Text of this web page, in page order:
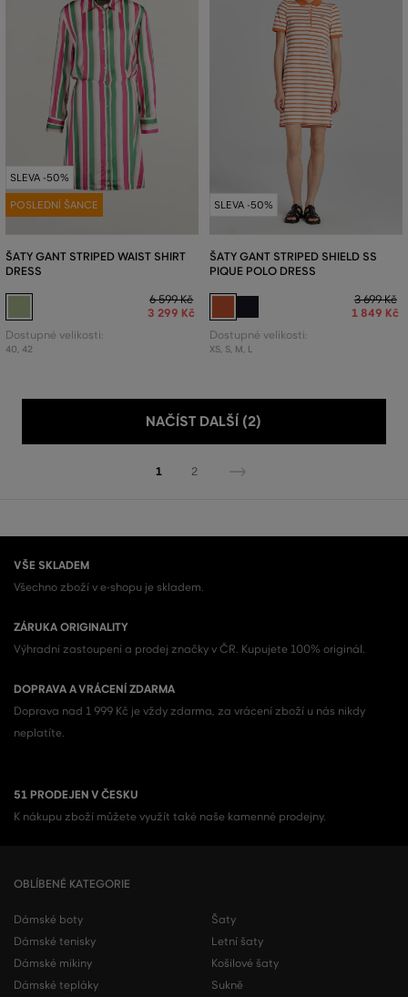
SLEVA -50%
POSLEDNÍ ŠANCE
ŠATY GANT STRIPED WAIST SHIRT
DRESS
6 599 Kč
3 299 Kč
Dostupné velikosti:
40, 42
SLEVA -50%
ŠATY GANT STRIPED SHIELD SS
PIQUE POLO DRESS
3 699 Kč
1 849 Kč
Dostupné velikosti:
XS, S, M, L
NAČÍST DALŠÍ (2)
1 2
VŠE SKLADEM
Všechno zboží v e-shopu je skladem.
ZÁRUKA ORIGINALITY
Výhradní zastoupení a prodej značky v ČR. Kupujete 100% originál.
DOPRAVA A VRÁCENÍ ZDARMA
Doprava nad 1 999 Kč je vždy zdarma, za vrácení zboží u nás nikdy
neplatíte.
51 PRODEJEN V ČESKU
K nákupu zboží můžete využít také naše kamenné prodejny.
OBLÍBENÉ KATEGORIE
Dámské boty
Dámské tenisky
Dámské mikiny
Dámské tepláky
Šaty
Letní šaty
Košilové šaty
Sukně